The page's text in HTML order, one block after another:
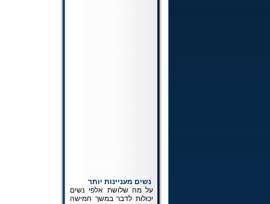
על מה שלושת אלפי נשים
יכולות לדבר במשך חמישה
ימים רצופים?